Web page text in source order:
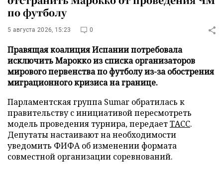
по футболу
5 августа 2026, 15:23 0
Правящая коалиция Испании потребовала
исключить Марокко из списка организаторов
мирового первенства по футболу из-за обострения
миграционного кризиса на границе.
Парламентская группа Sumar обратилась к
правительству с инициативой пересмотреть
модель проведения турнира, передаетТАСС.
Депутаты настаивают на необходимости
уведомить ФИФА об изменении формата
совместной организации соревнований.